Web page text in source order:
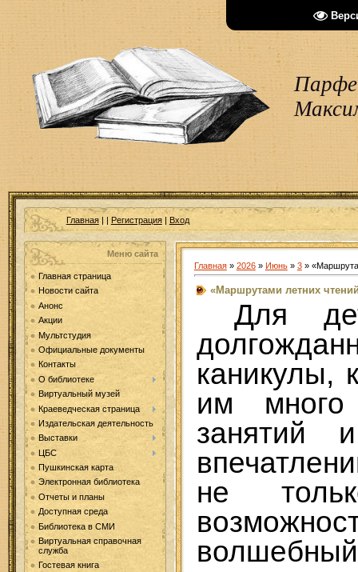
Главная| | Регистрация| Вход
Меню сайта
Главная страница
Новости сайта
Анонс
Акции
Мультстудия
Официальные документы
Контакты
О библиотеке
Виртуальный музей
Краеведческая страница
Издательская деятельность
Выставки
ЦБС
Пушкинская карта
Электронная библиотека
Отчеты и планы
Доступная среда
Библиотека в СМИ
Виртуальная справочная
служба
Гостевая книга
Главная» 2026 » Июнь » 3»
«Маршрутами летних
Для
каникулы,
им много
занятий
не